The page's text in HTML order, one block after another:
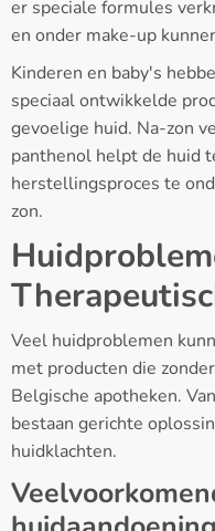
er speciale formules
en onder make-up
Kinderen en baby's
speciaal ontwikkelde
gevoelige huid. Na-zon
panthenol helpt de huid
herstellingsproces te
zon.
Veel huidproblemen
met producten die
Belgische apotheken.
bestaan gerichte
huidklachten.